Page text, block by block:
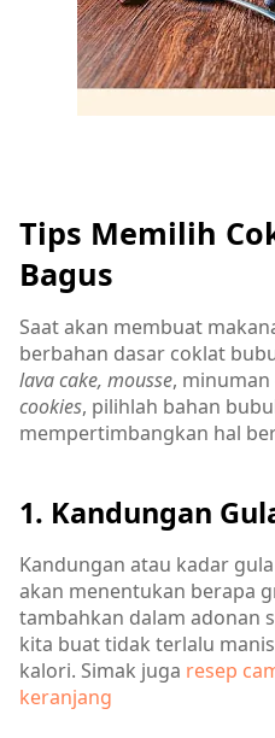
Tips Memilih
Bagus
Saat akan membuat
berbahan dasar coklat
lava cake, mousse,
cookies, pilihlah bahan
mempertimbangkan hal
1. Kandungan
Kandungan atau kadar
akan menentukan berapa
tambahkan dalam adonan
kita buat tidak terlalu
kalori. Simak juga resep
keranjang